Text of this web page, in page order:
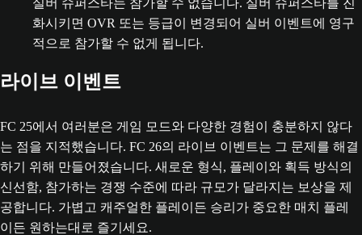
실버 슈퍼스타는 참가할 수 없습니다. 실버 슈퍼스타를 진
화시키면 OVR 또는 등급이 변경되어 실버 이벤트에 영구
적으로 참가할 수 없게 됩니다.
라이브 이벤트
FC 25에서 여러분은 게임 모드와 다양한 경험이 충분하지 않다
는 점을 지적했습니다. FC 26의 라이브 이벤트는 그 문제를 해결
하기 위해 만들어졌습니다. 새로운 형식, 플레이와 획득 방식의
신선함, 참가하는 경쟁 수준에 따라 규모가 달라지는 보상을 제
공합니다. 가볍고 캐주얼한 플레이든 승리가 중요한 매치 플레
이든 원하는대로 즐기세요.